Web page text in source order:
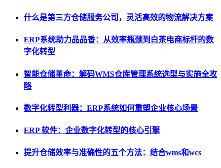
什么是第三方仓储服务公司，灵活高效的物流解决方案
ERP系统助力品品香：从效率瓶颈到白茶电商标杆的数
字化转型
智能仓储革命：解码WMS仓库管理系统选型与实施全攻
略
数字化转型利器：ERP系统如何重塑企业核心场景
ERP 软件：企业数字化转型的核心引擎
提升仓储效率与准确性的五个方法：结合wms和wcs